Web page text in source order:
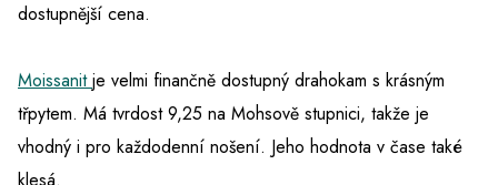
dostupnější cena.
Moissanit je velmi finančně dostupný drahokam s krásným
třpytem. Má tvrdost 9,25 na Mohsově stupnici, takže je
vhodný i pro každodenní nošení. Jeho hodnota v čase také